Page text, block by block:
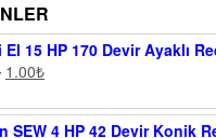
15 HP 170 Devir Ayaklı
1.00₺
SEW 4 HP 42 Devir Konik